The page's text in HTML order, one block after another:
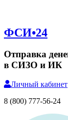
ФСИ•24
Отправка
в СИЗО и ИК
Личный кабинет
8 (800) 777-56-24